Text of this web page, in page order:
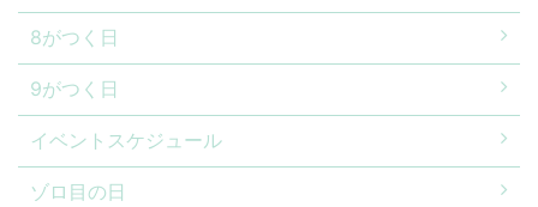
8がつく日
9がつく日
イベントスケジュール
ゾロ目の日